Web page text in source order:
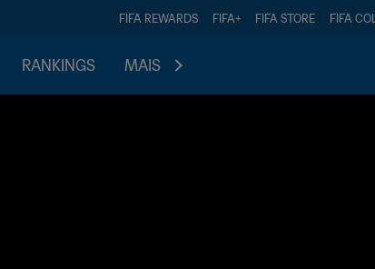
FIFA REWARDS FIFA+ FIFA STORE FIFA
RANKINGS MAIS